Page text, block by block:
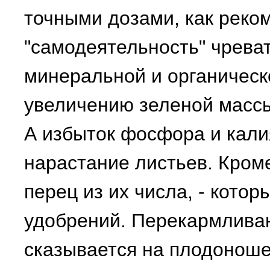
точными дозами, как
"самодеятельность"
минеральной и
увеличению зеленой
А избыток фосфора и
нарастание листьев.
перец из их числа, -
удобрений.
сказывается на